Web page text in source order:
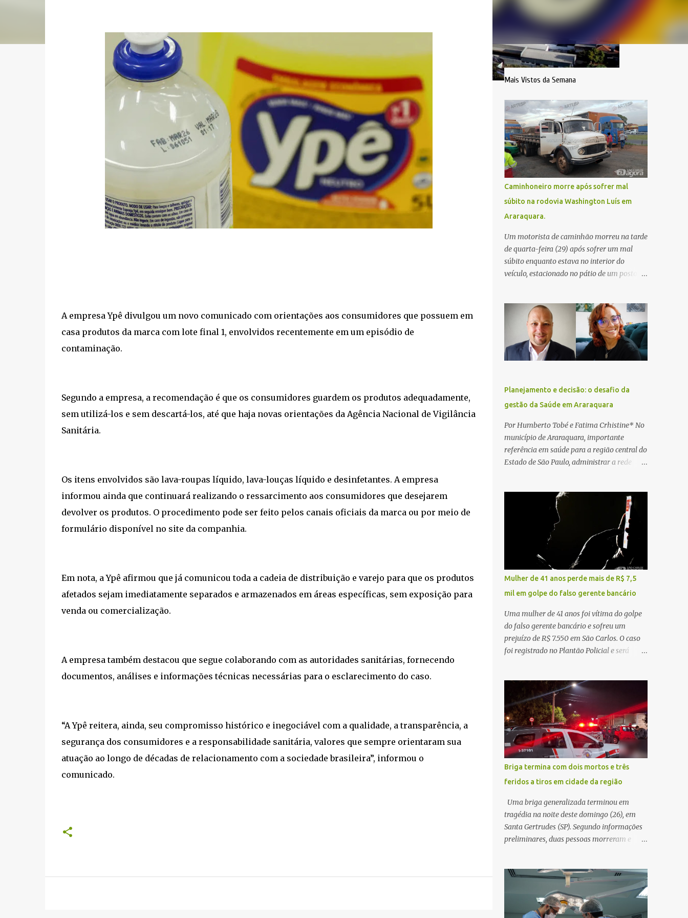
A empresa Ypê divulgou um novo comunicado com orientações aos consumidores que possuem em
casa produtos da marca com lote final 1, envolvidos recentemente em um episódio de
contaminação.
Segundo a empresa, a recomendação é que os consumidores guardem os produtos adequadamente,
sem utilizá-los e sem descartá-los, até que haja novas orientações da Agência Nacional de Vigilância
Sanitária.
Os itens envolvidos são lava-roupas líquido, lava-louças líquido e desinfetantes. A empresa
informou ainda que continuará realizando o ressarcimento aos consumidores que desejarem
devolver os produtos. O procedimento pode ser feito pelos canais oficiais da marca ou por meio de
formulário disponível no site da companhia.
Em nota, a Ypê afirmou que já comunicou toda a cadeia de distribuição e varejo para que os produtos
afetados sejam imediatamente separados e armazenados em áreas específicas, sem exposição para
venda ou comercialização.
A empresa também destacou que segue colaborando com as autoridades sanitárias, fornecendo
documentos, análises e informações técnicas necessárias para o esclarecimento do caso.
“A Ypê reitera, ainda, seu compromisso histórico e inegociável com a qualidade, a transparência, a
segurança dos consumidores e a responsabilidade sanitária, valores que sempre orientaram sua
atuação ao longo de décadas de relacionamento com a sociedade brasileira”, informou o
comunicado.
Mais Vistos da Semana
Caminhoneiro morre após sofrer mal
súbito na rodovia Washington Luís em
Araraquara.
Um motorista de caminhão morreu na tarde
de quarta-feira (29) após sofrer um mal
súbito enquanto estava no interior do
veículo, estacionado no pátio de um posto de
Araraquara. De acordo com informações da
Artesp, a concessionária foi acionada por
meio do telefone 0800 após relatos de que
havia um condutor inconsciente dentro de
um caminhão. Equipes de resgate foram
encontraram a vítima em parada
cardiorrespiratória. Os socorristas iniciaram
imediatamente as manobras de reanimação
cardiopulmonar (RCP), porém, apesar de
todos os esforços, o motorista não
respondeu aos procedimentos. Às 17h03,
médicos da Unidade de Suporte Avançado
Planejamento e decisão: o desafio da
gestão da Saúde em Araraquara
Por Humberto Tobé e Fatima Crhistine* No
município de Araraquara, importante
referência em saúde para a região central do
Estado de São Paulo, administrar a rede
A cidade concentra hospitais, unidades
especializadas e serviços de média e alta
complexidade que atendem pacientes não
apenas do município, mas também de
diversas cidades do entorno, ampliando
significativamente a responsabilidade da
gestão sobre o Sistema Único de Saúde
(SUS). Nos últimos anos, o Governo Federal
tem ampliado investimentos destinados ao
fortalecimento da atenção básica, da
infraestrutura hospitalar e da
regionalização dos serviços de saúde.
Entretanto, em um cenário de demandas
pública não é apenas investir mais, mas
decidir melhor onde investir para produzir o
maior benefício possível à população. Essa
reflexão encontra respaldo tanto na teoria
da admini...
Mulher de 41 anos perde mais de R$ 7,5
mil em golpe do falso gerente bancário
Uma mulher de 41 anos foi vítima do golpe
do falso gerente bancário e sofreu um
prejuízo de R$ 7.550 em São Carlos. O caso
foi registrado no Plantão Policial e será
ocorrência, a vítima recebeu contato pelo
WhatsApp de um homem que afirmava ser
o novo gerente da conta bancária da
empresa. O suspeito alegou que seria
necessário atualizar o cadastro da conta e
passou a orientar a vítima sobre os
procedimentos que deveriam ser realizados.
Dias depois, o golpista enviou um
documento em PDF simulando uma
comunicação oficial da instituição
financeira. Na sequência, entrou em contato
por telefone e encaminhou um link,
orientando a vítima a acessá-lo pelo
procedimento, a conta bancária ficou
bloqueada por algumas horas. Sem
conseguir acessar o sistema, a vítima tentou
novamente contato com o suposto gerente,
Briga termina com dois mortos e três
feridos a tiros em cidade da região
Uma briga generalizada terminou em
tragédia na noite deste domingo (26), em
Santa Gertrudes (SP). Segundo informações
preliminares, duas pessoas morreram e
adega. O caso aconteceu por volta das
20h40, na região da Avenida João Vitte. De
acordo com as primeiras informações, a
confusão teria começado dentro do